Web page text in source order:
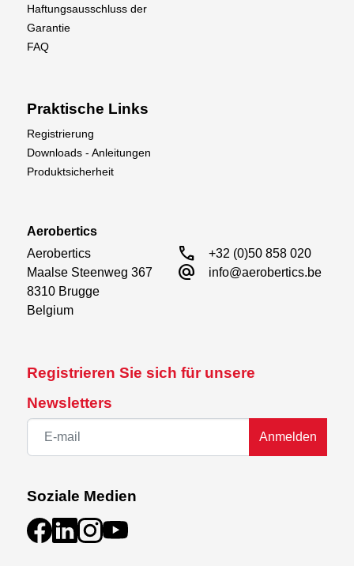
Registrieren Sie sich für unsere
Newsletters
Anmelden
Soziale Medien
Haftungsausschluss der
Garantie
FAQ
Praktische Links
Registrierung
Downloads - Anleitungen
Produktsicherheit
Aerobertics
Aerobertics
Maalse Steenweg 367
8310 Brugge
Belgium
call +32 (0)50 858 020
alternate_email info@aerobertics.be